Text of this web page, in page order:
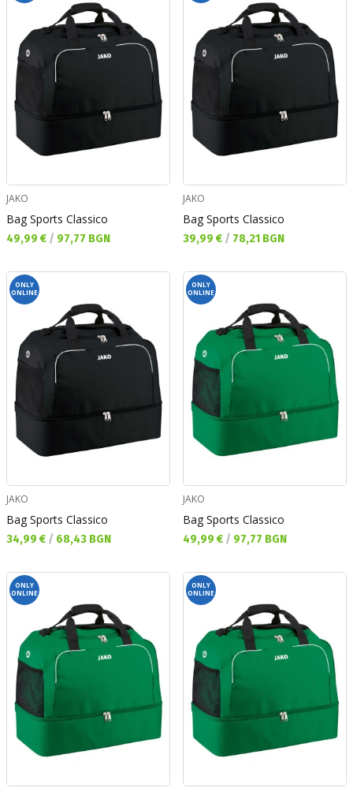
JAKO
Bag Sports Classico
Текуща цена:
49,99 € / 97,77 BGN
JAKO
Bag Sports Classico
Текуща цена:
39,99 € / 78,21 BGN
ONLY
ONLINE
JAKO
Bag Sports Classico
Текуща цена:
34,99 € / 68,43 BGN
ONLY
ONLINE
JAKO
Bag Sports Classico
Текуща цена:
49,99 € / 97,77 BGN
ONLY
ONLINE
ONLY
ONLINE